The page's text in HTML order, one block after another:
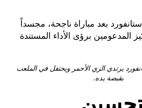
يرتدي الزي الأحمر ويحتفل في الملعب
بقبضة يده.